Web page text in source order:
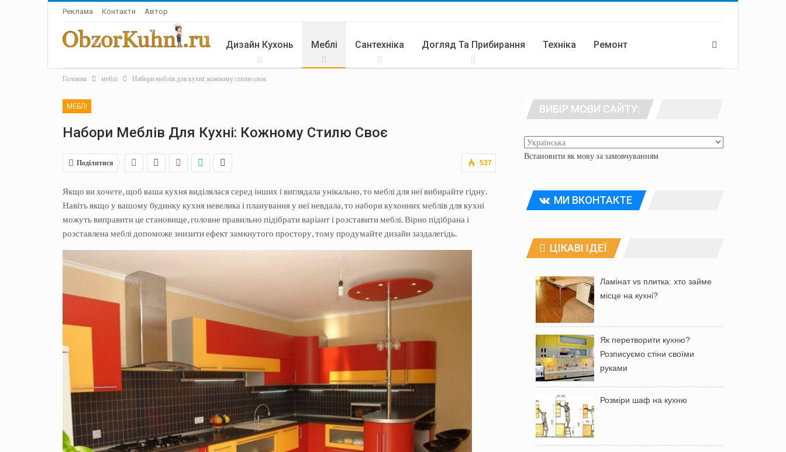
Реклама Контакти Автор
Дизайн Кухонь Меблі Сантехніка Догляд Та Прибирання Техніка Ремонт
Головна меблі Набори меблів для кухні: кожному стилю своє
МЕБЛІ
Набори Меблів Для Кухні: Кожному Стилю Своє
537
Поділитися
Якщо ви хочете, щоб ваша кухня виділялася серед інших і виглядала унікально, то меблі для неї вибирайте гідну.
Навіть якщо у вашому будинку кухня невелика і планування у неї невдала, то набори кухонних меблів для кухні
можуть виправити це становище, головне правильно підібрати варіант і розставити меблі. Вірно підібрана і
розставлена ​​меблі допоможе знизити ефект замкнутого простору, тому продумайте дизайн заздалегідь.
ВИБІР МОВИ САЙТУ:
Встановити як мову за замовчуванням
МИ ВКОНТАКТЕ
ЦІКАВІ ІДЕЇ
Ламінат vs плитка: хто займе
місце на кухні?
Як перетворити кухню?
Розписуємо стіни своїми
руками
Розміри шаф на кухню